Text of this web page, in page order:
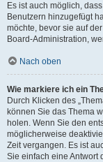
Es ist auch möglich,
Benutzern hinzugefügt
möchte, bevor sie auf
Board-Administration,
Nach oben
Wie markiere ich ein
Durch Klicken des
können Sie das Thema
holen. Wenn Sie den
möglicherweise
Zeit vergangen. Es ist
Sie einfach eine Antwort